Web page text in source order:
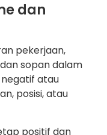
dan
pekerjaan,
sopan dalam
atau
posisi, atau
positif dan